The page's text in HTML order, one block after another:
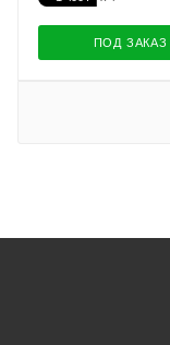
ПОД ЗАКАЗ